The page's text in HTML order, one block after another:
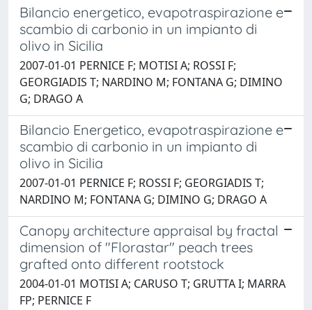
Bilancio energetico, evapotraspirazione e
scambio di carbonio in un impianto di
olivo in Sicilia
2007-01-01 PERNICE F; MOTISI A; ROSSI F;
GEORGIADIS T; NARDINO M; FONTANA G; DIMINO
G; DRAGO A
Bilancio Energetico, evapotraspirazione e
scambio di carbonio in un impianto di
olivo in Sicilia
2007-01-01 PERNICE F; ROSSI F; GEORGIADIS T;
NARDINO M; FONTANA G; DIMINO G; DRAGO A
Canopy architecture appraisal by fractal
dimension of "Florastar" peach trees
grafted onto different rootstock
2004-01-01 MOTISI A; CARUSO T; GRUTTA I; MARRA
FP; PERNICE F